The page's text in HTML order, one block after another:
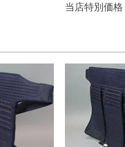
当店特別価格